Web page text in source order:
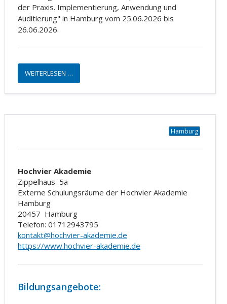
der Praxis. Implementierung, Anwendung und
Auditierung" in Hamburg vom 25.06.2026 bis
26.06.2026.
WEITERLESEN …
Hamburg
Hochvier Akademie
Zippelhaus 5a
Externe Schulungsräume der Hochvier Akademie
Hamburg
20457 Hamburg
Telefon: 01712943795
kontakt@hochvier-akademie.de
https://www.hochvier-akademie.de
Bildungsangebote: